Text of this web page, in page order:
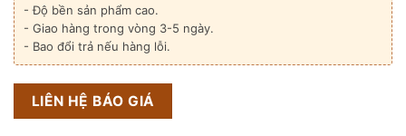
- Độ bền sản phẩm cao.
- Giao hàng trong vòng 3-5 ngày.
- Bao đổi trả nếu hàng lỗi.
LIÊN HỆ BÁO GIÁ